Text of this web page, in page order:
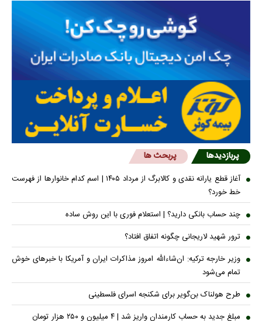
پربازدیدها پربحث ها
آغاز قطع یارانه نقدی و کالابرگ از مرداد ۱۴۰۵ | اسم کدام خانوار‌ها از فهرست
خط خورد؟
چند حساب بانکی دارید؟ | استعلام فوری با این روش ساده
ترور شهید لاریجانی چگونه اتفاق افتاد؟
وزیر خارجه ترکیه: ان‌شاءالله امروز مذاکرات ایران و آمریکا با خبرهای خوش
تمام می‌شود
طرح هولناک بن‌گویر برای شکنجه اسرای فلسطینی
مبلغ جدید به حساب کارمندان واریز شد | ۴ میلیون و ۲۵۰ هزار تومان